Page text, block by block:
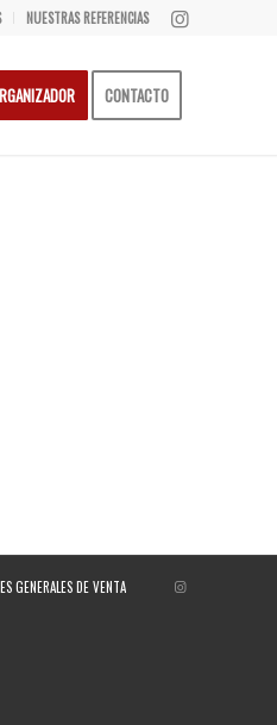
NUESTRAS REFERENCIAS
CONTACTO
GENERALES DE VENTA